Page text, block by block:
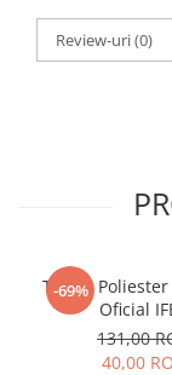
Review-uri(0)
-69%
Tricou
Oficial
131,00
40,00